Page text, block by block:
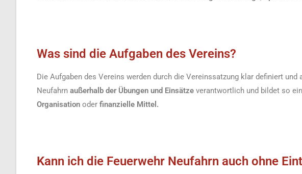
Was sind die Aufgaben des Vereins?
Die Aufgaben des Vereins werden durch die Vereinssatzung klar definiert
Neufahrn außerhalb der Übungen und Einsätze verantwortlich und bildet so
Organisation oder finanzielle Mittel.
Kann ich die Feuerwehr Neufahrn auch ohne